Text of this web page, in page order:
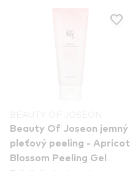
Beauty Of Joseon jemný
pleťový peeling - Apricot
Blossom Peeling Gel